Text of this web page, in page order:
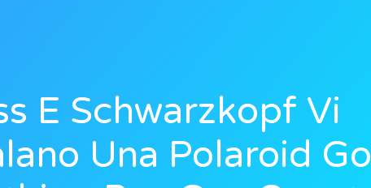
E Schwarzkopf Vi
Una Polaroid Go